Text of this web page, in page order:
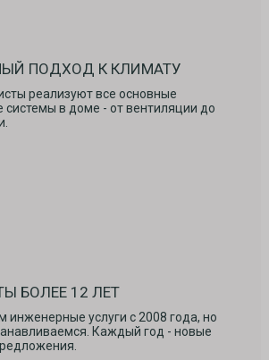
ПОДХОД К КЛИМАТУ
реализуют все основные
системы в доме - от вентиляции до
БОЛЕЕ 12 ЛЕТ
инженерные услуги с 2008 года, но
Каждый год - новые